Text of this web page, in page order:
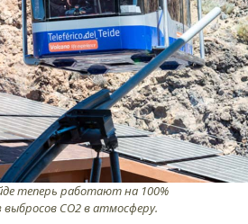
теперь работают на 100%
выбросов CO2 в атмосферу.